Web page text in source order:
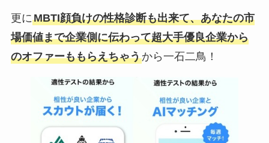
更にMBTI顔負けの性格診断も出来て、あなたの市
場価値まで企業側に伝わって超大手優良企業から
のオファーももらえちゃうから一石二鳥！